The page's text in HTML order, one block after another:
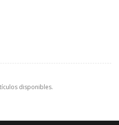
disponibles.